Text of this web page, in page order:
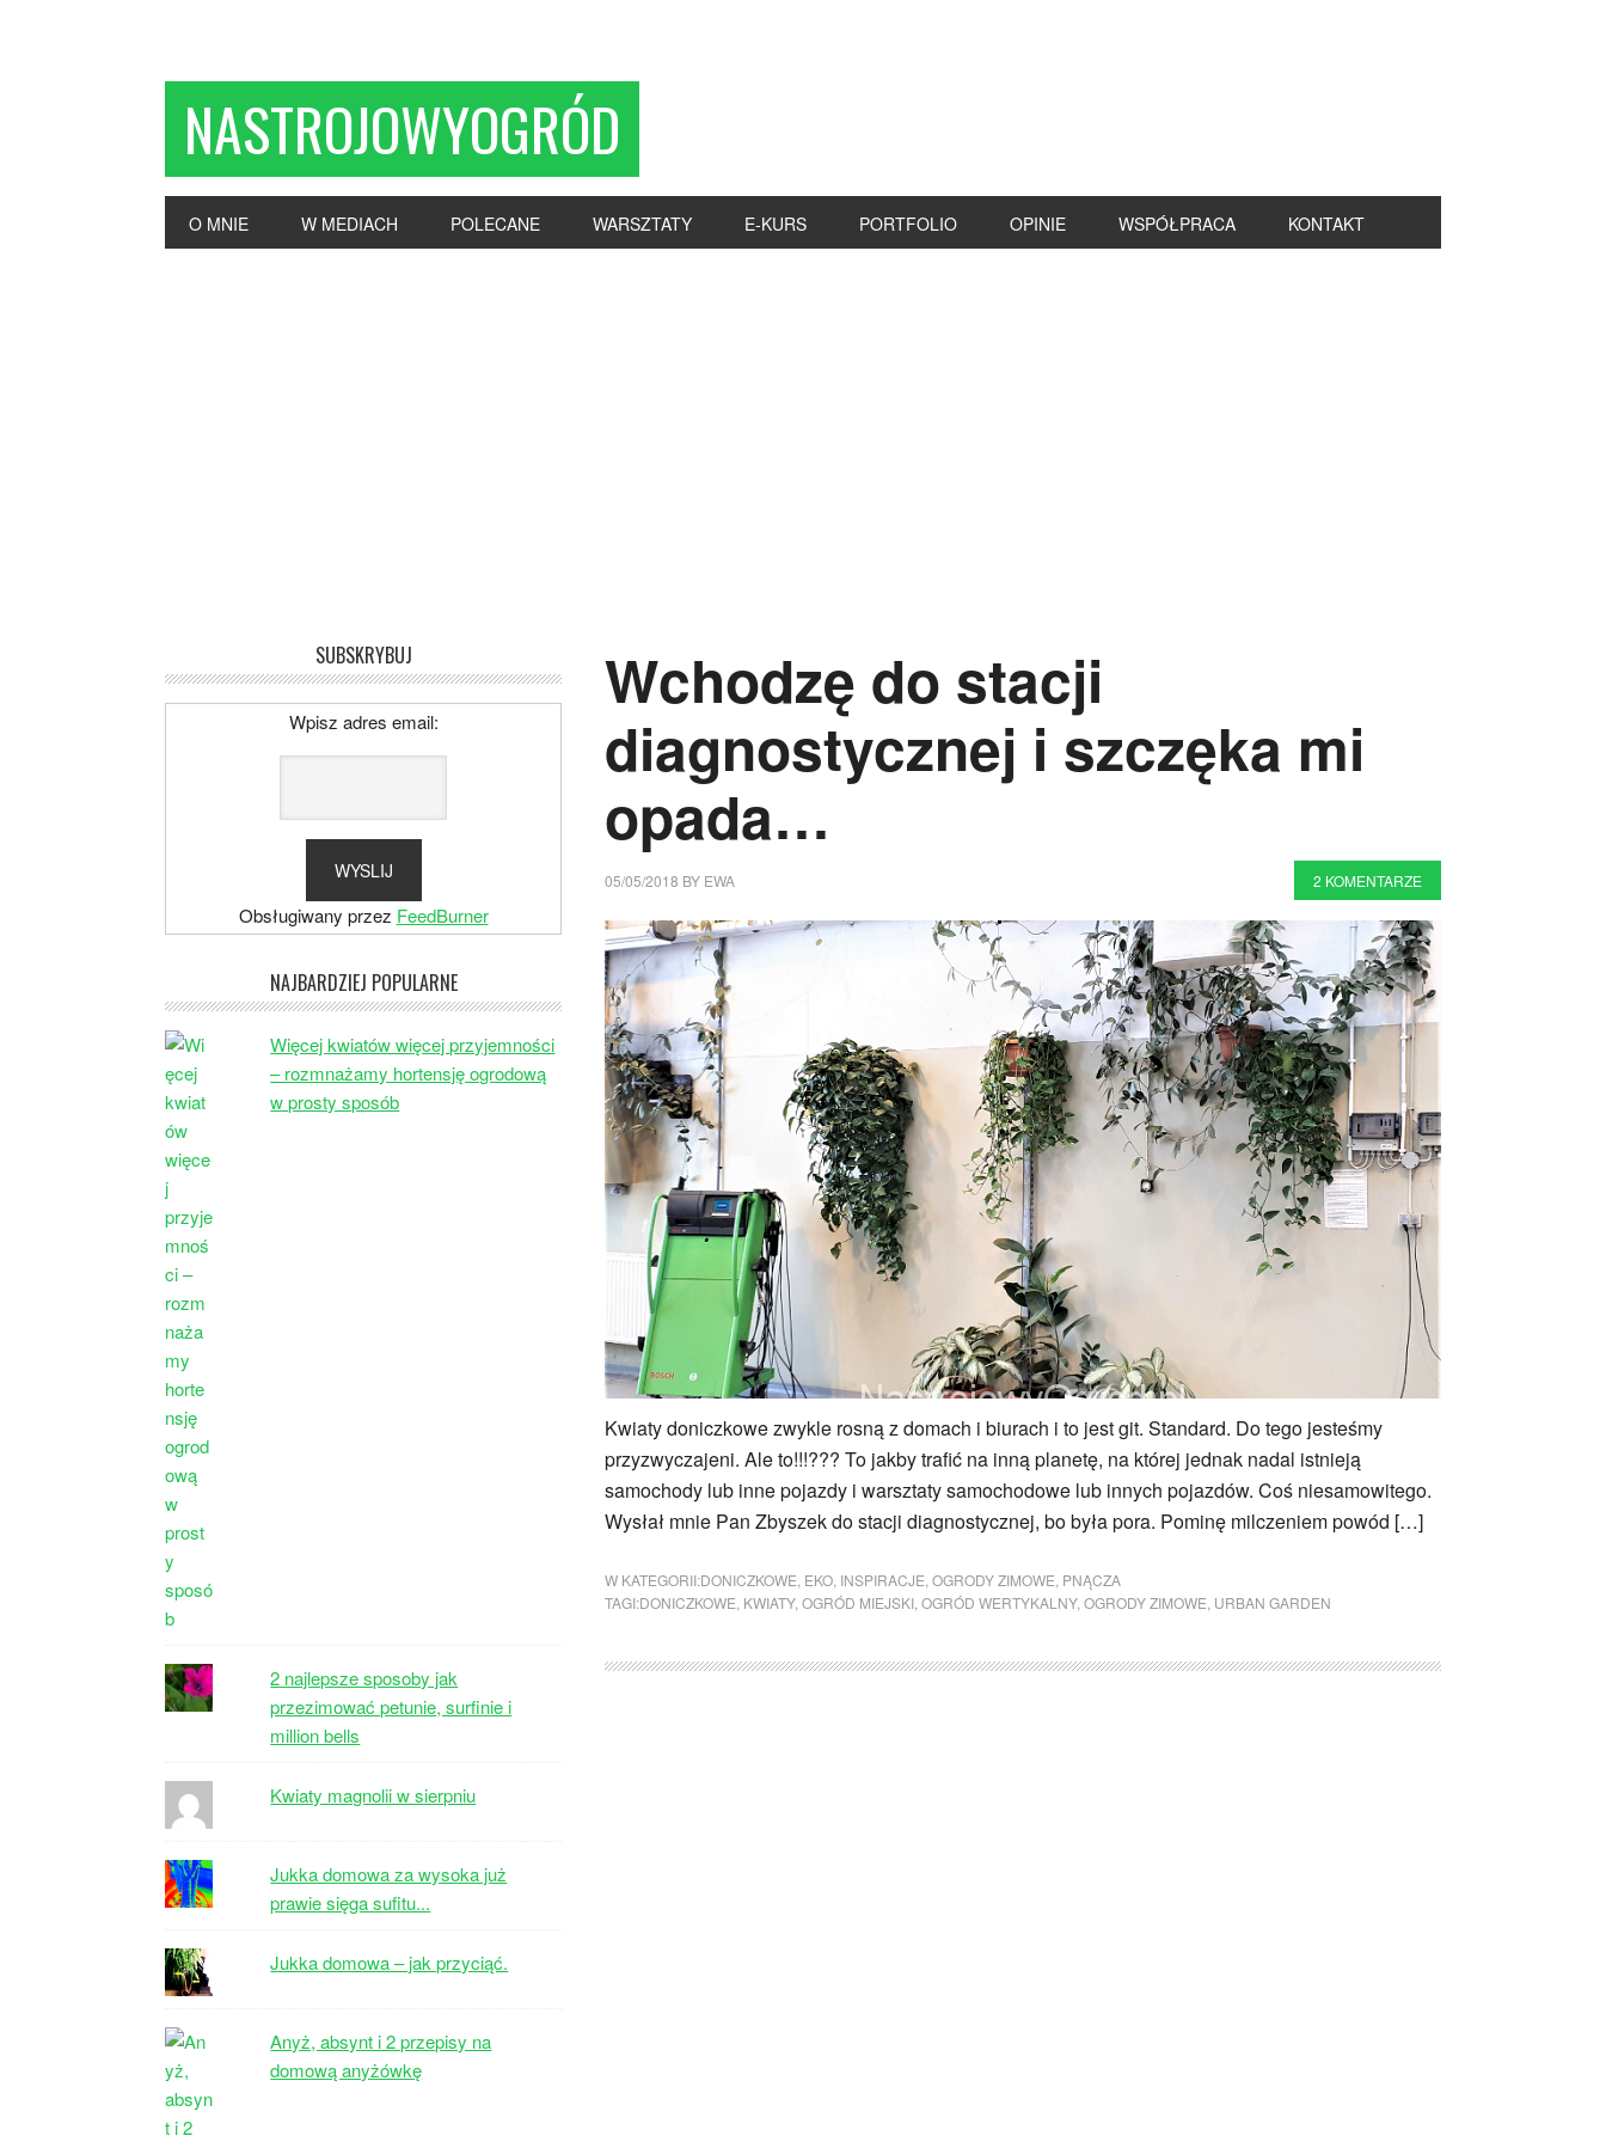
NASTROJOWYOGRÓD
O MNIE W MEDIACH POLECANE WARSZTATY E-KURS PORTFOLIO OPINIE WSPÓŁPRACA KONTAKT
Wchodzę do stacji
diagnostycznej i szczęka mi
opada…
05/05/2018 BY EWA 2 KOMENTARZE
Kwiaty doniczkowe zwykle rosną z domach i biurach i to jest git. Standard. Do tego jesteśmy
przyzwyczajeni. Ale to!!!??? To jakby trafić na inną planetę, na której jednak nadal istnieją
samochody lub inne pojazdy i warsztaty samochodowe lub innych pojazdów. Coś niesamowitego.
Wysłał mnie Pan Zbyszek do stacji diagnostycznej, bo była pora. Pominę milczeniem powód […]
W KATEGORII:DONICZKOWE EKO INSPIRACJE OGRODY ZIMOWE PNĄCZA
TAGI:DONICZKOWE KWIATY, OGRÓD MIEJSKI OGRÓD WERTYKALNY, OGRODY ZIMOWE URBAN GARDEN
SUBSKRYBUJ
Wpisz adres email:
Obsługiwany przez FeedBurner
NAJBARDZIEJ POPULARNE
Więcej kwiatów więcej przyjemności
– rozmnażamy hortensję ogrodową
w prosty sposób
2 najlepsze sposoby jak
przezimować petunie, surfinie i
million bells
Kwiaty magnolii w sierpniu
Jukka domowa za wysoka już
prawie sięga sufitu...
Jukka domowa – jak przyciąć.
Anyż, absynt i 2 przepisy na
domową anyżówkę